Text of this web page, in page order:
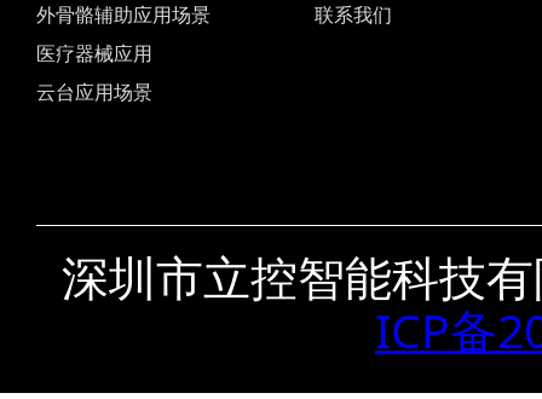
外骨骼辅助应用场景
医疗器械应用
云台应用场景
联系我们
深圳市立控智能科技
ICP备